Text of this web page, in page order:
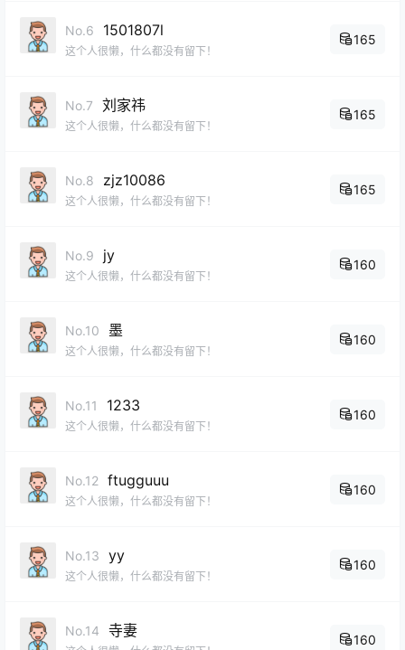
No.6 1501807l
这个人很懒，什么都没有留下！
165
No.7 刘家祎
这个人很懒，什么都没有留下！
165
No.8 zjz10086
这个人很懒，什么都没有留下！
165
No.9 jy
这个人很懒，什么都没有留下！
160
No.10 墨
这个人很懒，什么都没有留下！
160
No.11 1233
这个人很懒，什么都没有留下！
160
No.12 ftugguuu
这个人很懒，什么都没有留下！
160
No.13 yy
这个人很懒，什么都没有留下！
160
No.14 寺妻
160